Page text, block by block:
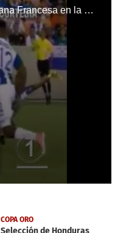
Algunos de los fallos de Honduras en el partido ante Guayana Francesa en la Copa Oro.
COPA ORO